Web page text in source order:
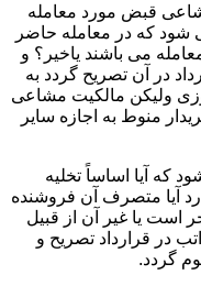
مشاعی قبض مورد معامله
که در معامله حاضر
می باشند یاخیر؟ و
در آن تصریح گردد به
ولیکن مالکیت مشاعی
منوط به اجازه سایر
که آیا اساساً تخلیه
آیا متصرف آن فروشنده
است یا غیر آن از قبیل
در قرارداد تصریح و
گردد.